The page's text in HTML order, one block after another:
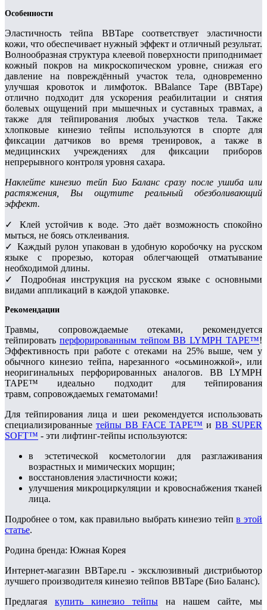
Особенности
Эластичность тейпа BBTape соответствует эластичности
кожи, что обеспечивает нужный эффект и отличный результат.
Волнообразная структура клеевой поверхности приподнимает
кожный покров на микроскопическом уровне, снижая его
давление на повреждённый участок тела, одновременно
улучшая кровоток и лимфоток. BBalance Tape (BBTape)
отлично подходит для ускорения реабилитации и снятия
болевых ощущений при мышечных и суставных травмах, а
также для тейпирования любых участков тела. Также
хлопковые кинезио тейпы используются в спорте для
фиксации датчиков во время тренировок, а также в
медицинских учреждениях для фиксации приборов
непрерывного контроля уровня сахара.
Наклейте кинезио тейп Био Баланс сразу после ушиба или
растяжения, Вы ощутите реальный обезболивающий
эффект.
✓ Клей устойчив к воде. Это даёт возможность спокойно
мыться, не боясь отклеивания.
✓ Каждый рулон упакован в удобную коробочку на русском
языке с прорезью, которая облегчающей отматывание
необходимой длины.
✓ Подробная инструкция на русском языке с основными
видами аппликаций в каждой упаковке.
Рекомендации
Травмы, сопровождаемые отеками, рекомендуется
тейпировать перфорированным тейпом BB LYMPH TAPE™!
Эффективность при работе с отеками на 25% выше, чем у
обычного кинезио тейпа, нарезанного «осьминожкой», или
неоригинальных перфорированных аналогов. BB LYMPH
TAPE™ идеально подходит для тейпирования
травм, сопровождаемых гематомами!
Для тейпирования лица и шеи рекомендуется использовать
специализированные тейпы BB FACE TAPE™ иBB SUPER
SOFT™ - эти лифтинг-тейпы используются:
в эстетической косметологии для разглаживания
возрастных и мимических морщин;
восстановления эластичности кожи;
улучшения микроциркуляции и кровоснабжения тканей
лица.
Подробнее о том, как правильно выбрать кинезио тейпв этой
статье.
Родина бренда: Южная Корея
Интернет-магазин BBTape.ru - эксклюзивный дистрибьютор
лучшего производителя кинезио тейпов BBTape (Био Баланс).
Предлагая купить кинезио тейпы на нашем сайте, мы